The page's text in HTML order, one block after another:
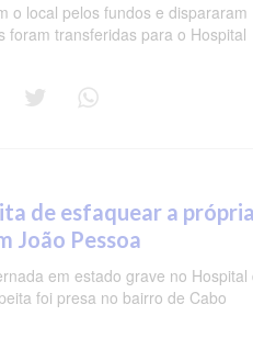
o local pelos fundos e dispararam
foram transferidas para o Hospital
de esfaquear a
João Pessoa
em estado grave no Hospital
foi presa no bairro de Cabo